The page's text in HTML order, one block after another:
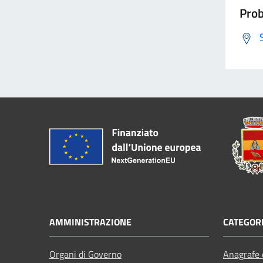
AMMINISTRAZIONE
Organi di Governo